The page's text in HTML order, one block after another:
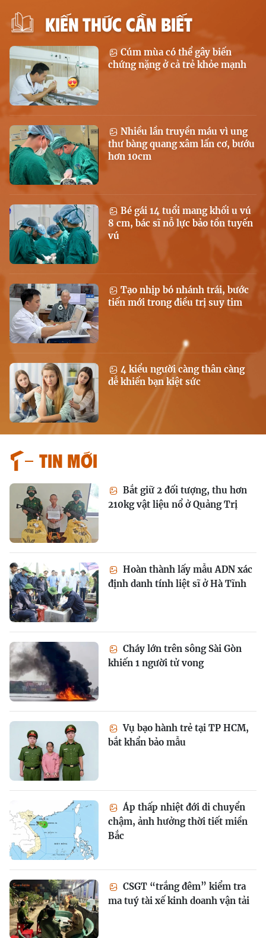
KIẾN THỨC CẦN BIẾT
Cúm mùa có thể gây biến
chứng nặng ở cả trẻ khỏe mạnh
Nhiều lần truyền máu vì ung
thư bàng quang xâm lấn cơ, bướu
hơn 10cm
Bé gái 14 tuổi mang khối u vú
8 cm, bác sĩ nỗ lực bảo tồn tuyến
vú
Tạo nhịp bó nhánh trái, bước
tiến mới trong điều trị suy tim
4 kiểu người càng thân càng
dễ khiến bạn kiệt sức
Tin mới
Bắt giữ 2 đối tượng, thu hơn
210kg vật liệu nổ ở Quảng Trị
Hoàn thành lấy mẫu ADN xác
định danh tính liệt sĩ ở Hà Tĩnh
Cháy lớn trên sông Sài Gòn
khiến 1 người tử vong
Vụ bạo hành trẻ tại TP HCM,
bắt khẩn bảo mẫu
Áp thấp nhiệt đới di chuyển
chậm, ảnh hưởng thời tiết miền
Bắc
CSGT “trắng đêm” kiểm tra
ma tuý tài xế kinh doanh vận tải